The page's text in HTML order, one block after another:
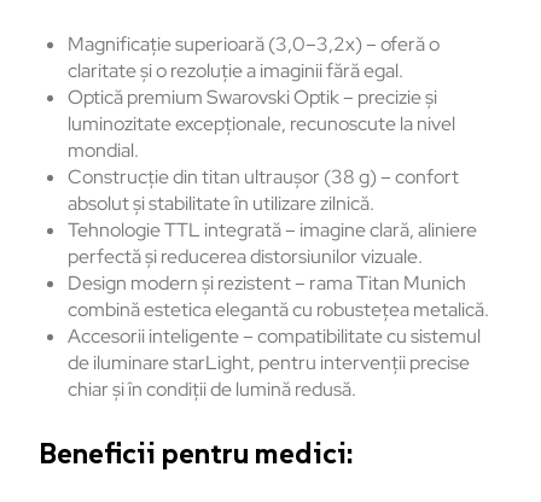
Magnificație superioară (3,0–3,2x) – oferă o
claritate și o rezoluție a imaginii fără egal.
Optică premium Swarovski Optik – precizie și
luminozitate excepționale, recunoscute la nivel
mondial.
Construcție din titan ultraușor (38 g) – confort
absolut și stabilitate în utilizare zilnică.
Tehnologie TTL integrată – imagine clară, aliniere
perfectă și reducerea distorsiunilor vizuale.
Design modern și rezistent – rama Titan Munich
combină estetica elegantă cu robustețea metalică.
Accesorii inteligente – compatibilitate cu sistemul
de iluminare starLight, pentru intervenții precise
chiar și în condiții de lumină redusă.
Beneficii pentru medici: